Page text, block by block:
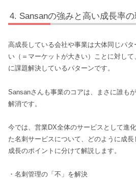
Sansanの強みと高い成長率の
高成長している会社や事業は大体同じパ
い（＝マーケットが大きい）ことに対し
に課題解決しているパターンです。
Sansanさんも事業のコアは、まさに誰も
解消です。
今では、営業DX全体のサービスとして進
た名刺サービスについて、どのように成
成長のポイントに分けて解説します。
・名刺管理の「不」を解決